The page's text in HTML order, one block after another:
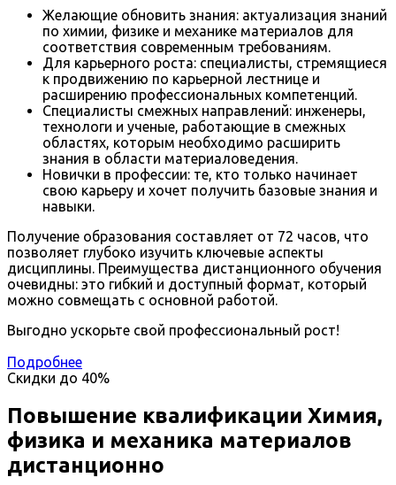
Желающие обновить знания: актуализация знаний
по химии, физике и механике материалов для
соответствия современным требованиям.
Для карьерного роста: специалисты, стремящиеся
к продвижению по карьерной лестнице и
расширению профессиональных компетенций.
Специалисты смежных направлений: инженеры,
технологи и ученые, работающие в смежных
областях, которым необходимо расширить
знания в области материаловедения.
Новички в профессии: те, кто только начинает
свою карьеру и хочет получить базовые знания и
навыки.
Получение образования составляет от 72 часов, что
позволяет глубоко изучить ключевые аспекты
дисциплины. Преимущества дистанционного обучения
очевидны: это гибкий и доступный формат, который
можно совмещать с основной работой.
Выгодно ускорьте свой профессиональный рост!
Подробнее
Скидки до 40%
Повышение квалификации Химия,
физика и механика материалов
дистанционно